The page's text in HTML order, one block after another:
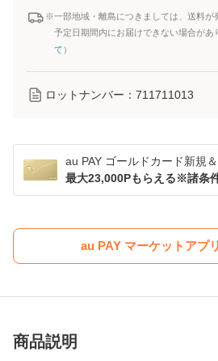
※一部地域・離島につきましては、送料が
予定日期間内にお届けできない場合があ
て ）
ロットナンバー： 711711013
au PAY ゴールドカード新規
最大23,000Pもらえる※諸条
au PAY マーケットアプ
商品説明